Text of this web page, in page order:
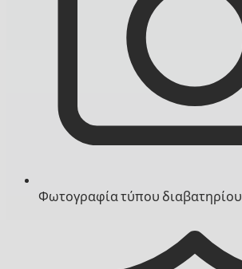
Φωτογραφία τύπου διαβατηρίου